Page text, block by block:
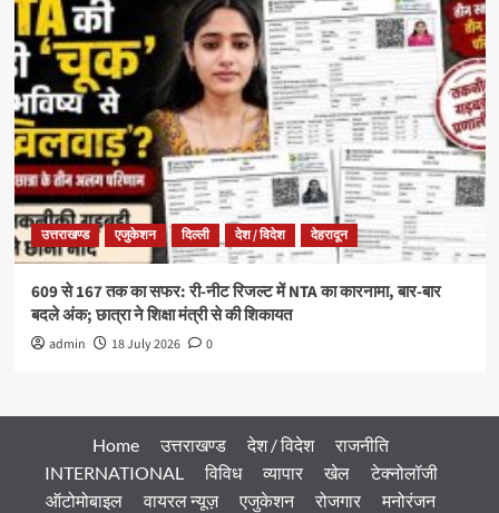
उत्तराखण्ड एजुकेशन दिल्ली देश / विदेश देहरादून
609 से 167 तक का सफर: री-नीट रिजल्ट में NTA का कारनामा, बार-बार
बदले अंक; छात्रा ने शिक्षा मंत्री से की शिकायत
admin 18 July 2026 0
Home उत्तराखण्ड देश / विदेश
राजनीति
INTERNATIONAL
विविध व्यापार खेल
टेक्नोलॉजी
ऑटोमोबाइल
वायरल न्यूज़ एजुकेशन रोजगार
मनोरंजन